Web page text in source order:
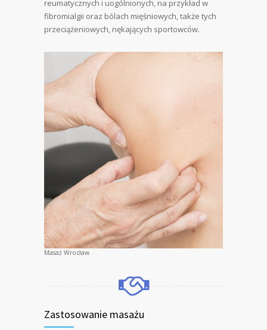
reumatycznych i uogólnionych, na przykład w
fibromialgii oraz bólach mięśniowych, także tych
przeciążeniowych, nękających sportowców.
Masaż Wrocław
Zastosowanie masażu